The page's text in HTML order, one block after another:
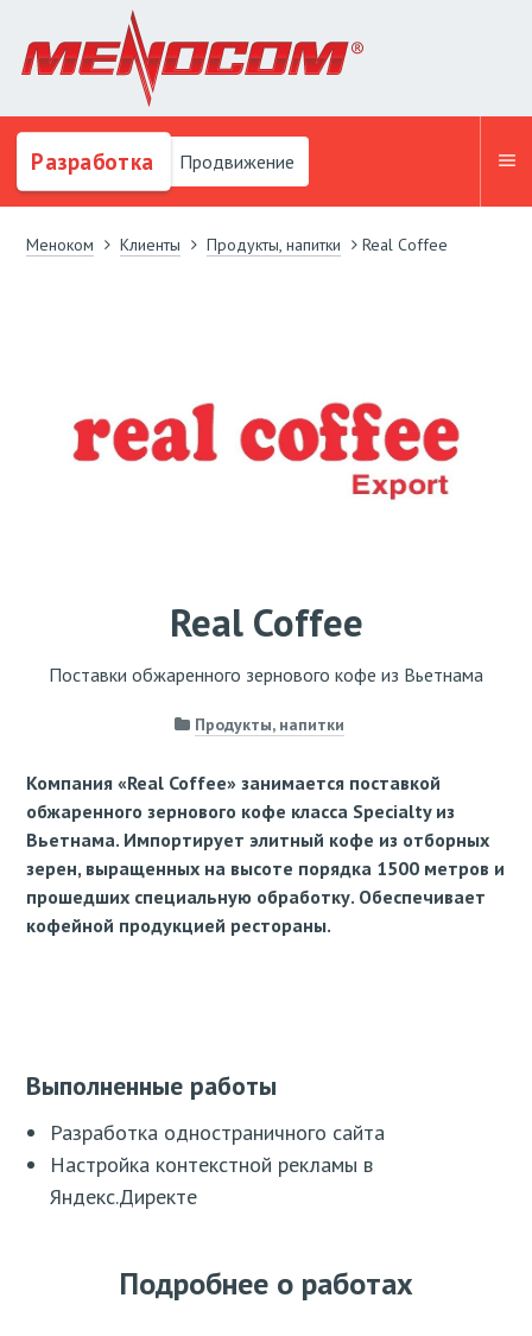
Разработка Продвижение
Меноком Клиенты Продукты, напитки Real Coffee
Real Coffee
Поставки обжаренного зернового кофе из Вьетнама
Продукты, напитки
Компания «Real Coffee» занимается поставкой
обжаренного зернового кофе класса Specialty из
Вьетнама. Импортирует элитный кофе из отборных
зерен, выращенных на высоте порядка 1500 метров и
прошедших специальную обработку. Обеспечивает
кофейной продукцией рестораны.
Выполненные работы
Разработка одностраничного сайта
Настройка контекстной рекламы в
Яндекс.Директе
Подробнее о работах